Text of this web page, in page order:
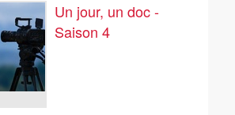
Un jour, un doc -
Saison 4